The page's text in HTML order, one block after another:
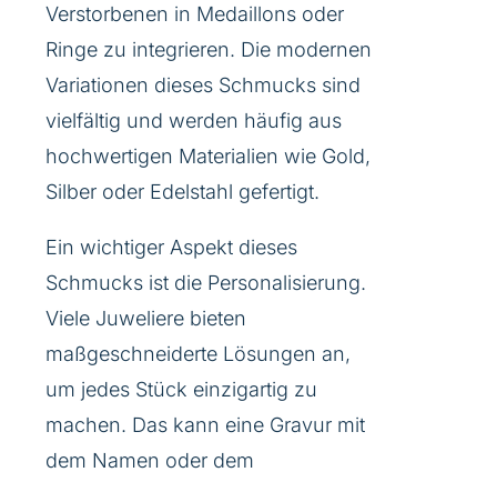
Verstorbenen in Medaillons oder
Ringe zu integrieren. Die modernen
Variationen dieses Schmucks sind
vielfältig und werden häufig aus
hochwertigen Materialien wie Gold,
Silber oder Edelstahl gefertigt.
Ein wichtiger Aspekt dieses
Schmucks ist die Personalisierung.
Viele Juweliere bieten
maßgeschneiderte Lösungen an,
um jedes Stück einzigartig zu
machen. Das kann eine Gravur mit
dem Namen oder dem